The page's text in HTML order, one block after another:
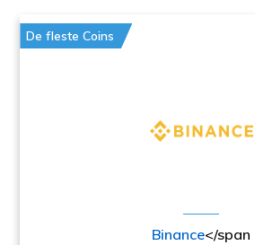
De fleste Coins
Binance</span